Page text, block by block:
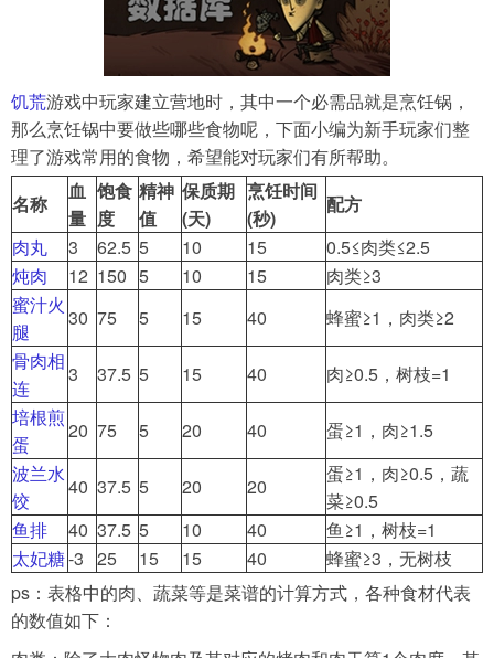
饥荒游戏中玩家建立营地时，其中一个必需品就是烹饪锅，
那么烹饪锅中要做些哪些食物呢，下面小编为新手玩家们整
理了游戏常用的食物，希望能对玩家们有所帮助。
名称
血
量
饱食
度
精神
值
保质期
(天)
烹饪时间
(秒)
配方
肉丸
3 62.5 5 10 15
0.5≤肉类≤2.5
炖肉
12 150 5 10 15
肉类≥3
蜜汁火
腿
30 75 5 15 40
蜂蜜≥1，肉类≥2
骨肉相
连
3 37.5 5 15 40
肉≥0.5，树枝=1
培根煎
蛋
20 75 5 20 40
蛋≥1，肉≥1.5
波兰水
饺
40 37.5 5 20 20
蛋≥1，肉≥0.5，蔬
菜≥0.5
鱼排
40 37.5 5 10 40
鱼≥1，树枝=1
太妃糖-3 25 15 15 40
蜂蜜≥3，无树枝
ps：表格中的肉、蔬菜等是菜谱的计算方式，各种食材代表
的数值如下：